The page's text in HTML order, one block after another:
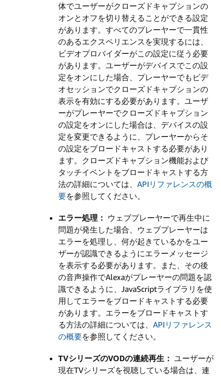
体でユーザーがクローズドキャプションの
オンとオフを切り替えることができる設定
があります。すべてのプレーヤーで一貫性
のあるエクスペリエンスを実現するには、
ビデオプロバイダーがこの設定に従う必要
があります。ユーザーがデバイスでこの設
定をオンにした場合、プレーヤーでもビデ
オセッションでクローズドキャプションの
表示を有効にする必要があります。ユーザ
ーがプレーヤーでクローズドキャプション
の設定をオンにした場合は、デバイスの設
定を変更できるように、プレーヤーからそ
の設定をブロードキャストする必要があり
ます。クローズドキャプション機能および
タッチイベントをブロードキャストする方
法の詳細については、 APIリファレンスの概
要を参照してください。
エラー処理： ウェブプレーヤーで再生中に
問題が発生した場合、ウェブプレーヤーは
エラーを処理し、何が起きているかをユー
ザーが認識できるようにエラーメッセージ
を表示する必要があります。また、その後
の音声操作でAlexaがプレーヤーの問題を認
識できるように、JavaScriptライブラリを使
用してエラーをブロードキャストする必要
があります。エラーをブロードキャストす
る方法の詳細については、 APIリファレンス
の概要を参照してください。
TVシリーズのVODの連続再生： ユーザーが
現在TVシリーズを視聴している場合は、連